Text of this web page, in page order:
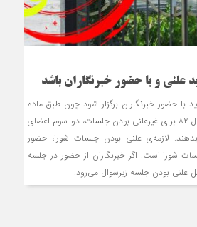
علنی و با حضور خبرنگاران باشد
با حضور خبرنگاران برگزار شود چون طبق ماده
۱۵ قانون شوراها، مصوب سال ۸۲ برای غیرعلنی بودن جلسات، دو سوم اعضای
لازمه‌ی علنی بودن جلسات شورا، حضور
شورا است. اگر خبرنگاران از حضور در جلسه
علنی بودن جلسه زیرسوال می‌رود.